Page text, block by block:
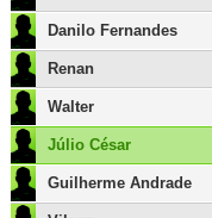
Danilo Fernandes
Renan
Walter
Júlio César
Guilherme Andrade